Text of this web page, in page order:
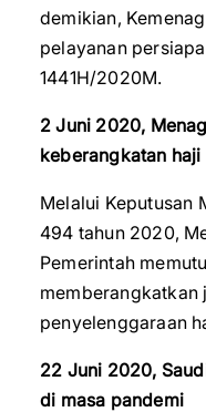
demikian,
pelayanan
1441H/2020M.
2 Juni 2020,
keberangkatan haji
Melalui Keputusan
494 tahun 2020,
Pemerintah
memberangkatkan
penyelenggaraan
22 Juni 2020,
di masa pandemi